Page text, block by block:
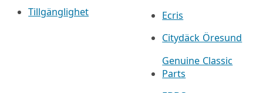
Tillgänglighet
Ecris
Citydäck Öresund
Genuine Classic
Parts